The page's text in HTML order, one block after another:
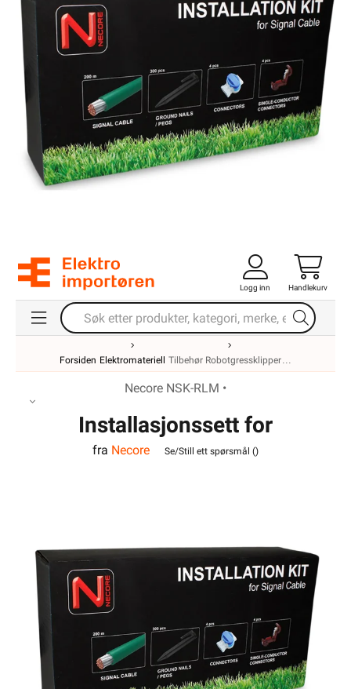
Logg inn Handlekurv
Forsiden Elektromateriell Tilbehør Robotgressklipper
Necore NSK-RLM •
Installasjonssett for
robotgressklippere
fra Necore Se/Still ett spørsmål ()